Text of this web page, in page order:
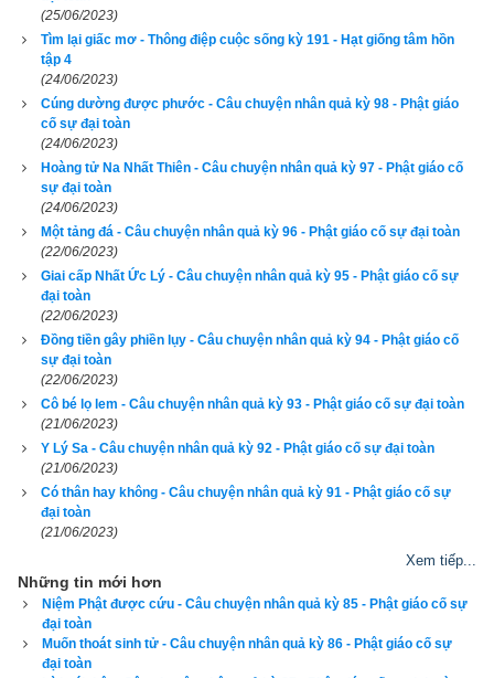
lực của đức Phật, con ác quỷ được siêu sinh lên cõi trời,
hưởng những phúc lạc của thiên giới.
Hãy ủng hộ website bằng cách truy cập lịch vạn niên trên
xemvm.com. Lịch vạn niên của chúng tôi không chỉ có các
tính năng cơ bản như đổi lịch dương sang lịch âm,
lịch can
chi, lịch tiết khí
ngày theo Ngọc hạp thông thư,
mà còn có nhiều tính năng nâng cao khác như
xem ngày
xung khắc với tuổi, xem ngày theo Kinh Kim Phù, Xem ngày
theo Lục Diệu
trực)
Bành Tổ kỵ nhật xem ngày xuất hành theo Khổng Minh
chọn hướng tốt xuất hành
Quỷ Cốc Tử, xem ngày tốt xấu theo dân gian…nên vinh dự
được độc giả bình chọn là phần mềm lịch vạn niên số 1 hiện
nay. Phiên bản lịch vạn niên 2023 hoàn toàn mới của chúng tôi
không những giao diện đẹp, dễ sử dụng mà còn luận giải
chính xác và chi tiết từng mục giúp độc giả dễ dàng lựa chọn
được ngày tốt, giờ đẹp để khởi sự công việc. Hãy thử một lần
để cảm nhận sự khác biệt so với các phần mềm lịch vạn sự
khác.
(25/06/2023)
Tìm lại giấc mơ - Thông điệp cuộc sống kỳ 191 - Hạt giống tâm hồn
tập 4
(24/06/2023)
Cúng dường được phước - Câu chuyện nhân quả kỳ 98 - Phật giáo
cố sự đại toàn
(24/06/2023)
Hoàng tử Na Nhất Thiên - Câu chuyện nhân quả kỳ 97 - Phật giáo cố
sự đại toàn
(24/06/2023)
Một tảng đá - Câu chuyện nhân quả kỳ 96 - Phật giáo cố sự đại toàn
(22/06/2023)
Giai cấp Nhất Ức Lý - Câu chuyện nhân quả kỳ 95 - Phật giáo cố sự
đại toàn
(22/06/2023)
Đồng tiền gây phiền lụy - Câu chuyện nhân quả kỳ 94 - Phật giáo cố
sự đại toàn
(22/06/2023)
Cô bé lọ lem - Câu chuyện nhân quả kỳ 93 - Phật giáo cố sự đại toàn
(21/06/2023)
Y Lý Sa - Câu chuyện nhân quả kỳ 92 - Phật giáo cố sự đại toàn
(21/06/2023)
Có thân hay không - Câu chuyện nhân quả kỳ 91 - Phật giáo cố sự
đại toàn
(21/06/2023)
Xem tiếp...
Những tin mới hơn
Niệm Phật được cứu - Câu chuyện nhân quả kỳ 85 - Phật giáo cố sự
đại toàn
Muốn thoát sinh tử - Câu chuyện nhân quả kỳ 86 - Phật giáo cố sự
đại toàn